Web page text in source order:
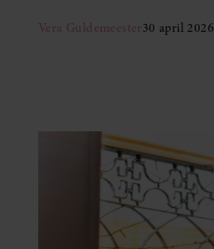
Vera Guldemeester30 april 2026